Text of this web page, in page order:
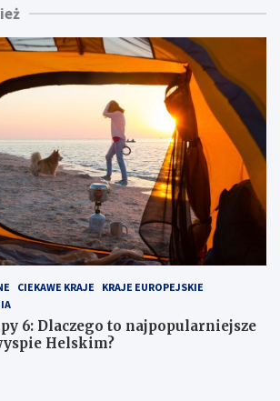
CIEKAWE KRAJE
KRAJE EUROPEJSKIE
6: Dlaczego to najpopularniejsze
Helskim?